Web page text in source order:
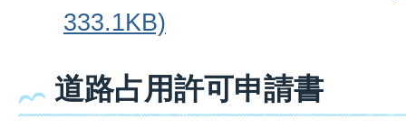
333.1KB)
道路占用許可申請書